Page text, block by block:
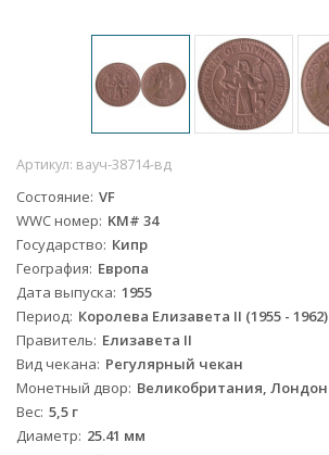
Артикул: вауч-38714-вд
Состояние VF
WWC номер KM# 34
Государство Кипр
География Европа
Дата выпуска 1955
Период Королева Елизавета II (1955 - 1962)
Правитель Елизавета II
Вид чекана Регулярный чекан
Монетный двор Великобритания, Лондон
Вес 5,5 г
Диаметр 25.41 мм